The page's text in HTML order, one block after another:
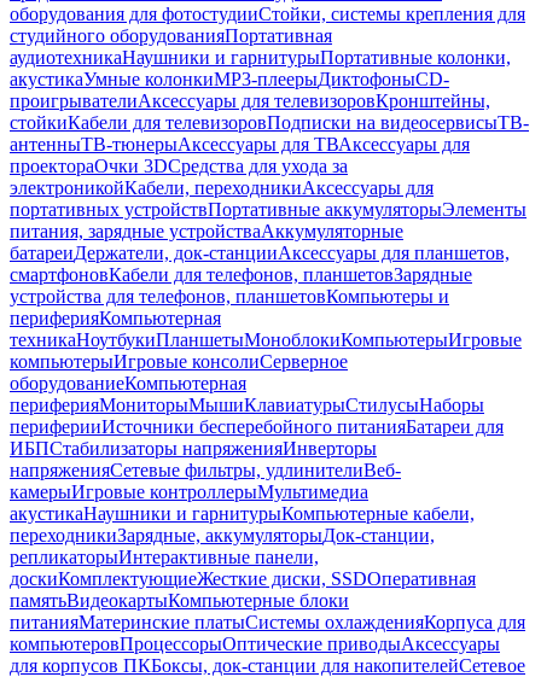
оборудования для фотостудииСтойки, системы крепления для
студийного оборудованияПортативная
аудиотехникаНаушники и гарнитурыПортативные колонки,
акустикаУмные колонкиMP3-плеерыДиктофоныCD-
проигрывателиАксессуары для телевизоровКронштейны,
стойкиКабели для телевизоровПодписки на видеосервисыТВ-
антенныТВ-тюнерыАксессуары для ТВАксессуары для
проектораОчки 3DСредства для ухода за
электроникойКабели, переходникиАксессуары для
портативных устройствПортативные аккумуляторыЭлементы
питания, зарядные устройстваАккумуляторные
батареиДержатели, док-станцииАксессуары для планшетов,
смартфоновКабели для телефонов, планшетовЗарядные
устройства для телефонов, планшетовКомпьютеры и
периферияКомпьютерная
техникаНоутбукиПланшетыМоноблокиКомпьютерыИгровые
компьютерыИгровые консолиСерверное
оборудованиеКомпьютерная
периферияМониторыМышиКлавиатурыСтилусыНаборы
периферииИсточники бесперебойного питанияБатареи для
ИБПСтабилизаторы напряженияИнверторы
напряженияСетевые фильтры, удлинителиВеб-
камерыИгровые контроллерыМультимедиа
акустикаНаушники и гарнитурыКомпьютерные кабели,
переходникиЗарядные, аккумуляторыДок-станции,
репликаторыИнтерактивные панели,
доскиКомплектующиеЖесткие диски, SSDОперативная
памятьВидеокартыКомпьютерные блоки
питанияМатеринские платыСистемы охлажденияКорпуса для
компьютеровПроцессорыОптические приводыАксессуары
для корпусов ПКБоксы, док-станции для накопителейСетевое